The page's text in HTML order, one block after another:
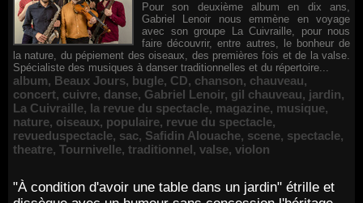
Pour son deuxième album en dix ans,
Gabriel Lenoir nous emmène en voyage
avec son groupe La Cuivraille, pour nous
faire découvrir, entre autres, le bonheur de
la nature, du pépiement des oiseaux, des premières fois et de la valse.
Spécialiste des musiques à danser traditionnelles et du répertoire...
album, Beaux Jours, bugle, CD, chanson, chauveau,
concert, cuivre, danse, Gabriel Lenoir, gil chauveau, jardin,
La Cuivraille, la revue du spectacle, magazine, musique,
nature, oiseaux, populaire, revue du spectacle,
revueduspectacle, sac, Safidin Alouache, scene, spectacle,
theatre, Tournivelle, traditionnel, valse, violon
"À condition d'avoir une table dans un jardin" étrille et